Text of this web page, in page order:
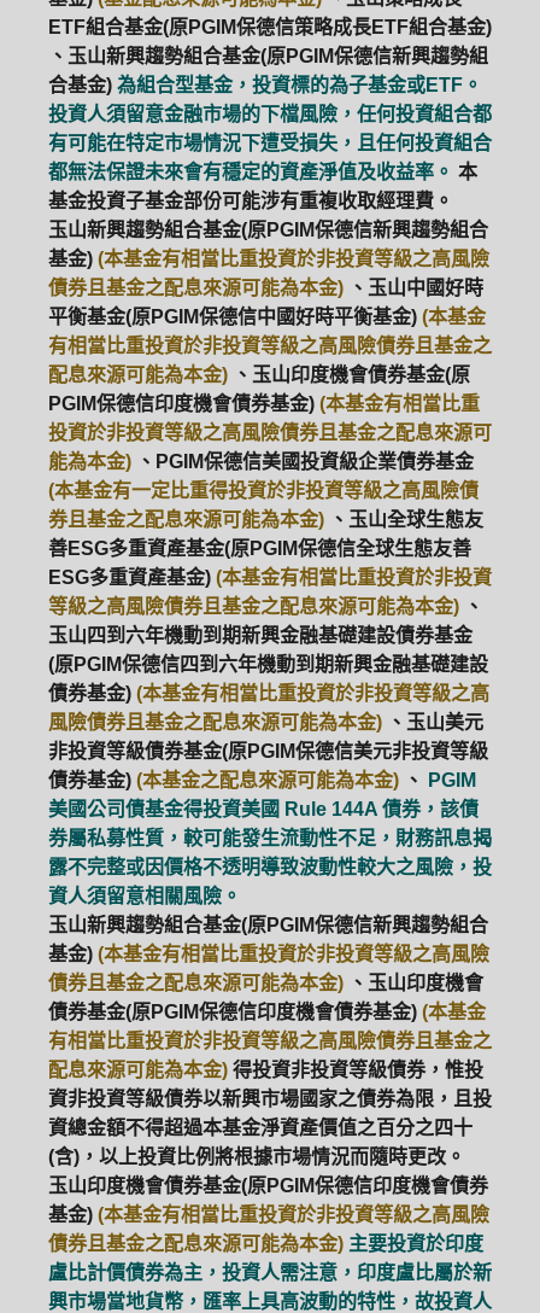
ETF組合基金(原PGIM保德信策略成長ETF組合基金)
、玉山新興趨勢組合基金(原PGIM保德信新興趨勢組
合基金) 為組合型基金，投資標的為子基金或ETF。
投資人須留意金融市場的下檔風險，任何投資組合都
有可能在特定市場情況下遭受損失，且任何投資組合
都無法保證未來會有穩定的資產淨值及收益率。 本
基金投資子基金部份可能涉有重複收取經理費。
玉山新興趨勢組合基金(原PGIM保德信新興趨勢組合
基金) (本基金有相當比重投資於非投資等級之高風險
債券且基金之配息來源可能為本金) 、玉山中國好時
平衡基金(原PGIM保德信中國好時平衡基金) (本基金
有相當比重投資於非投資等級之高風險債券且基金之
配息來源可能為本金) 、玉山印度機會債券基金(原
PGIM保德信印度機會債券基金) (本基金有相當比重
投資於非投資等級之高風險債券且基金之配息來源可
能為本金) 、PGIM保德信美國投資級企業債券基金
(本基金有一定比重得投資於非投資等級之高風險債
券且基金之配息來源可能為本金) 、玉山全球生態友
善ESG多重資產基金(原PGIM保德信全球生態友善
ESG多重資產基金) (本基金有相當比重投資於非投資
等級之高風險債券且基金之配息來源可能為本金) 、
玉山四到六年機動到期新興金融基礎建設債券基金
(原PGIM保德信四到六年機動到期新興金融基礎建設
債券基金) (本基金有相當比重投資於非投資等級之高
風險債券且基金之配息來源可能為本金) 、玉山美元
非投資等級債券基金(原PGIM保德信美元非投資等級
債券基金) (本基金之配息來源可能為本金) 、
PGIM
美國公司債基金得投資美國 Rule 144A 債券，該債
券屬私募性質，較可能發生流動性不足，財務訊息揭
露不完整或因價格不透明導致波動性較大之風險，投
資人須留意相關風險。
玉山新興趨勢組合基金(原PGIM保德信新興趨勢組合
基金) (本基金有相當比重投資於非投資等級之高風險
債券且基金之配息來源可能為本金) 、玉山印度機會
債券基金(原PGIM保德信印度機會債券基金) (本基金
有相當比重投資於非投資等級之高風險債券且基金之
配息來源可能為本金) 得投資非投資等級債券，惟投
資非投資等級債券以新興市場國家之債券為限，且投
資總金額不得超過本基金淨資產價值之百分之四十
(含)，以上投資比例將根據市場情況而隨時更改。
玉山印度機會債券基金(原PGIM保德信印度機會債券
基金) (本基金有相當比重投資於非投資等級之高風險
債券且基金之配息來源可能為本金) 主要投資於印度
盧比計價債券為主，投資人需注意，印度盧比屬於新
興市場當地貨幣，匯率上具高波動的特性，故投資人